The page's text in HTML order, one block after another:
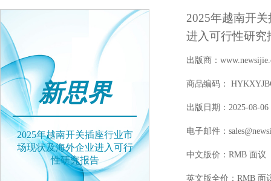
新思界
2025年越南开关插座行业市
场现状及海外企业进入可行
性研究报告
2025年越南开
进入可行性研究
出版商：
商品编码：
出版日期：2025-08-06
电子邮件：
中文版价：RMB 面议
英文版全价：RMB 面